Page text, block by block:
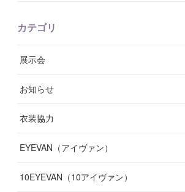
9
(14
(8
(9
(14
(19
(12)
(10)
(12
(10
(17)
(11)
(9
(7
(7
(10)
(3
( 7
(13)
(11)
(
( 5
(8)
(10 )
カテゴリ
展示会
お知らせ
衣装協力
EYEVAN（アイヴァン）
10EYEVAN（10アイヴァン）